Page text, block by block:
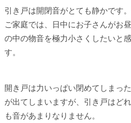
引き戸は開閉音がとても静かです
ご家庭では、日中にお子さんがお
の中の物音を極力小さくしたいと
す。
開き戸は力いっぱい閉めてしまっ
が出てしまいますが、引き戸はど
も音があまりなりません。